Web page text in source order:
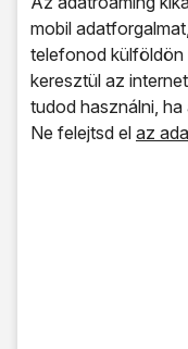
mobil
telefonod
keresztül az
tudod használni,
Ne felejtsd el az